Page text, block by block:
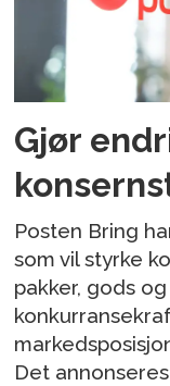
Gjør
Posten Bring
som vil styrke
pakker, gods
Det